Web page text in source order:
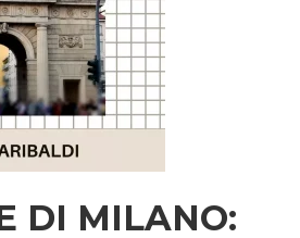
DI MILANO: